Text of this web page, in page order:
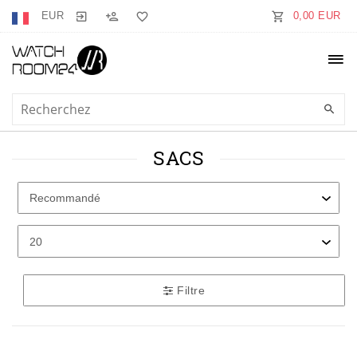
EUR 0,00 EUR
SACS
Filtre